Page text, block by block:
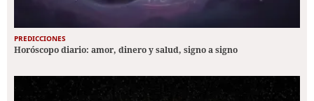
PREDICCIONES
Horóscopo diario: amor, dinero y salud, signo a signo